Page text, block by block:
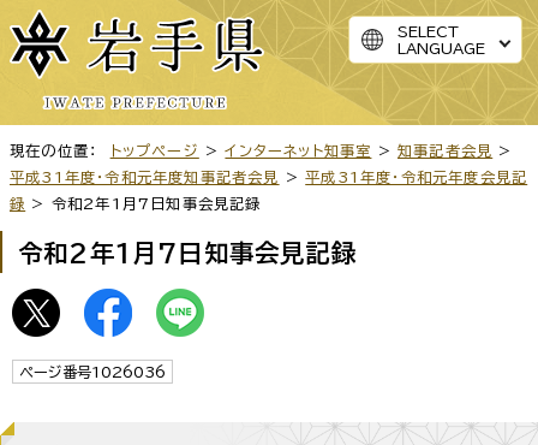
SELECT
LANGUAGE
現在の位置： トップページ >インターネット知事室 >知事記者会見
>
平成31年度・令和元年度知事記者会見
>平成31年度・令和元年度会見記
録 > 令和2年1月7日知事会見記録
令和2年1月7日知事会見記録
ページ番号1026036